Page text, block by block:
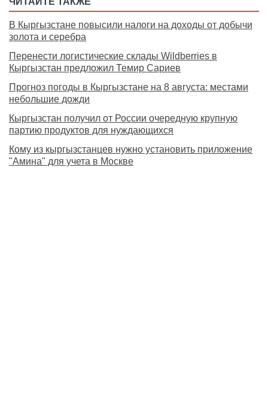
В Кыргызстане повысили налоги на доходы от добычи
золота и серебра
Перенести логистические склады Wildberries в
Кыргызстан предложил Темир Сариев
Прогноз погоды в Кыргызстане на 8 августа: местами
небольшие дожди
Кыргызстан получил от России очередную крупную
партию продуктов для нуждающихся
Кому из кыргызстанцев нужно установить приложение
"Амина" для учета в Москве